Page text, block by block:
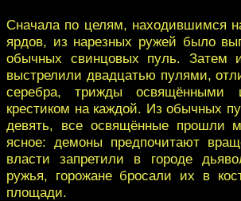
Сначала по целям, находившимся
ярдов, из нарезных ружей было
обычных свинцовых пуль. Затем
выстрелили двадцатью пулями,
серебра, трижды
крестиком на каждой. Из обычных
девять, все освящённые прошли
ясное: демоны предпочитают
власти запретили в городе
ружья, горожане бросали их в
площади.